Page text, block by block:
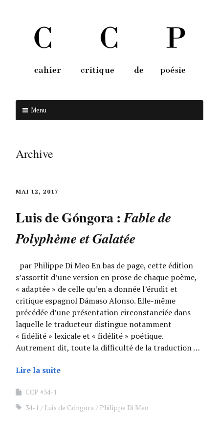
Menu
Archive
MAI 12, 2017
Luis de Góngora :Fable de
Polyphème et Galatée
par Philippe Di Meo En bas de page, cette édition
s’assortit d’une version en prose de chaque poème,
« adaptée » de celle qu’en a donnée l’érudit et
critique espagnol Dámaso Alonso. Elle-même
précédée d’une présentation circonstanciée dans
laquelle le traducteur distingue notamment
« fidélité » lexicale et « fidélité » poétique.
Autrement dit, toute la difficulté de la traduction …
Lire la suite
CCP #34-1
34-1
Luis de Góngora Philippe Di Meo